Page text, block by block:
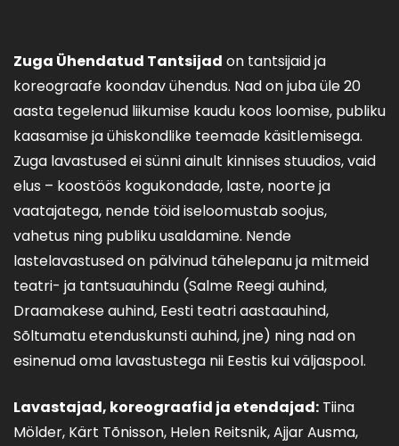
Zuga Ühendatud Tantsijad on tantsijaid ja
koreograafe koondav ühendus. Nad on juba üle 20
aasta tegelenud liikumise kaudu koos loomise, publiku
kaasamise ja ühiskondlike teemade käsitlemisega.
Zuga lavastused ei sünni ainult kinnises stuudios, vaid
elus – koostöös kogukondade, laste, noorte ja
vaatajatega, nende töid iseloomustab soojus,
vahetus ning publiku usaldamine. Nende
lastelavastused on pälvinud tähelepanu ja mitmeid
teatri- ja tantsuauhindu (Salme Reegi auhind,
Draamakese auhind, Eesti teatri aastaauhind,
Sõltumatu etenduskunsti auhind, jne) ning nad on
esinenud oma lavastustega nii Eestis kui väljaspool.
Lavastajad, koreograafid ja etendajad: Tiina
Mölder, Kärt Tõnisson, Helen Reitsnik, Ajjar Ausma,